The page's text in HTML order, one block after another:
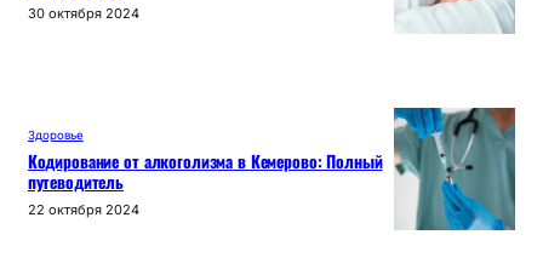
30 октября 2024
Здоровье
Кодирование от алкоголизма в Кемерово: Полный
путеводитель
22 октября 2024